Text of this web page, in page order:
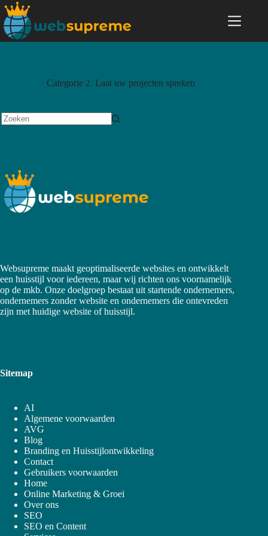
Categorie2. Laat uw projecten spreken
Websupreme maakt geoptimaliseerde websites en ontwikkelt
een huisstijl voor iedereen, maar wij richten ons voornamelijk
op de mkb. Onze doelgroep bestaat uit startende ondernemers,
ondernemers zonder website en ondernemers die ontevreden
zijn met huidige website of huisstijl.
Sitemap
AI
Algemene voorwaarden
AVG
Blog
Branding en Huisstijlontwikkeling
Contact
Gebruikers voorwaarden
Home
Online Marketing & Groei
Over ons
SEO
SEO en Content